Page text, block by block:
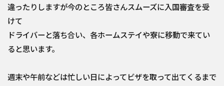
違ったりしますが今のところ皆さんスムーズに入国審査を受
けて
ドライバーと落ち合い、各ホームステイや寮に移動で来てい
ると思います。
週末や午前などは忙しい日によってビザを取って出てくるまで